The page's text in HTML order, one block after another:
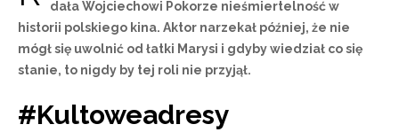
dała Wojciechowi Pokorze nieśmiertelność w
historii polskiego kina. Aktor narzekał później, że nie
mógł się uwolnić od łatki Marysi i gdyby wiedział co się
stanie, to nigdy by tej roli nie przyjął.
#Kultoweadresy